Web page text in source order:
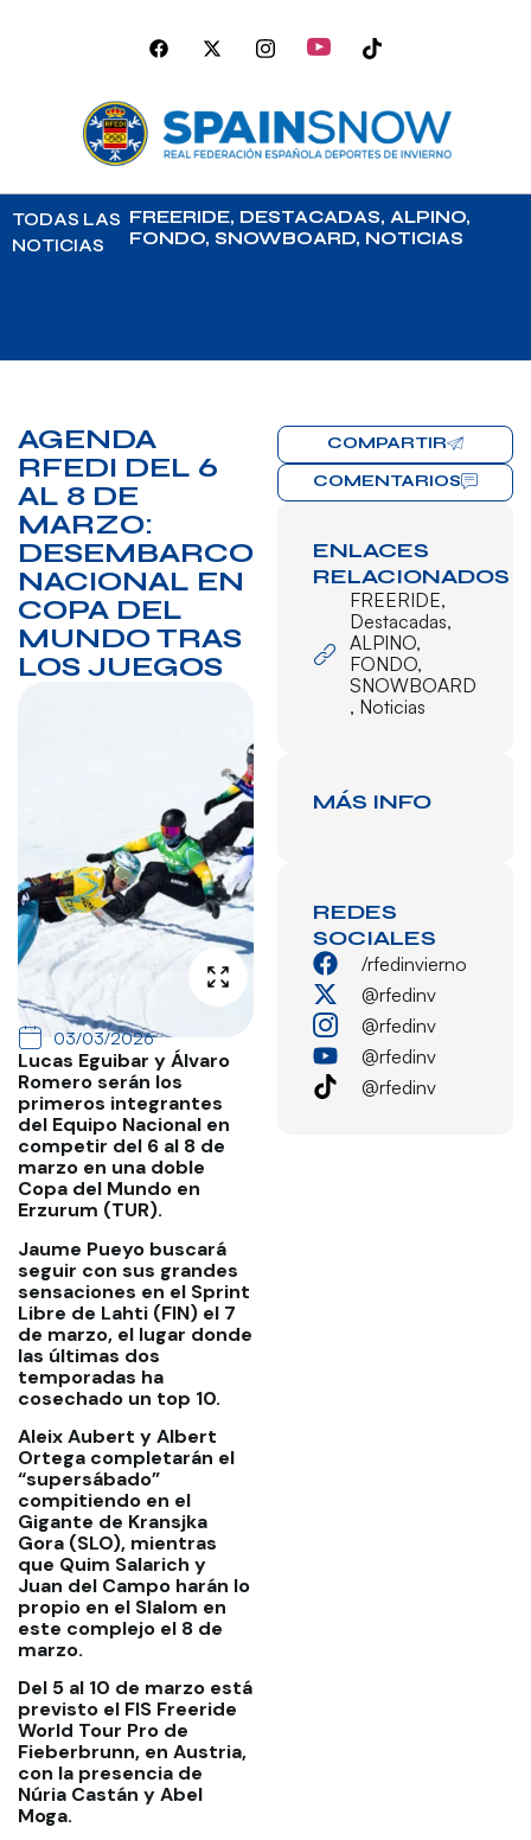
TODAS LAS
NOTICIAS
FREERIDE, DESTACADAS,ALPINO,
FONDO,SNOWBOARD, NOTICIAS
AGENDA
RFEDI DEL 6
AL 8 DE
MARZO:
DESEMBARCO
NACIONAL EN
COPA DEL
MUNDO TRAS
LOS JUEGOS
03/03/2026
Lucas Eguibar y Álvaro
Romero serán los
primeros integrantes
del Equipo Nacional en
competir del 6 al 8 de
marzo en una doble
Copa del Mundo en
Erzurum (TUR).
Jaume Pueyo buscará
seguir con sus grandes
sensaciones en el Sprint
Libre de Lahti (FIN) el 7
de marzo, el lugar donde
las últimas dos
temporadas ha
cosechado un top 10.
Aleix Aubert y Albert
Ortega completarán el
“supersábado”
compitiendo en el
Gigante de Kransjka
Gora (SLO), mientras
que Quim Salarich y
Juan del Campo harán lo
propio en el Slalom en
este complejo el 8 de
marzo.
Del 5 al 10 de marzo está
previsto el FIS Freeride
World Tour Pro de
Fieberbrunn, en Austria,
con la presencia de
Núria Castán y Abel
Moga.
COMPARTIR
COMENTARIOS
ENLACES
RELACIONADOS
FREERIDE,
Destacadas,
ALPINO,
FONDO,
SNOWBOARD
, Noticias
MÁS INFO
REDES
SOCIALES
/rfedinvierno
@rfedinv
@rfedinv
@rfedinv
@rfedinv